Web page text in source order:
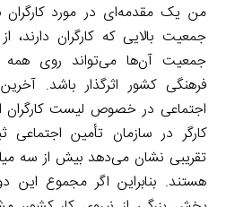
من یک مقدمه‌ای در مورد کارگران
جمعیت بالایی که کارگران دارند،
جمعیت آن‌ها می‌تواند روی همه
فرهنگی کشور اثرگذار باشد.
کارگر در سازمان تأمین
تقریبی نشان می‌دهد بیش از سه
هستند. بنابراین اگر مجموع این